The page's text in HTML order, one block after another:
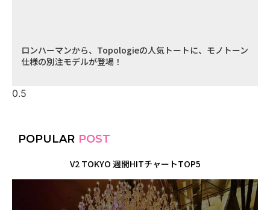
ロンハーマンから、Topologieの人気トートに、モノトーン
仕様の別注モデルが登場！
POPULAR POST
V2 TOKYO 週間HITチャートTOP5